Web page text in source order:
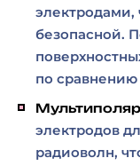
электродами,
безопасной.
по
электродов
радиоволн,